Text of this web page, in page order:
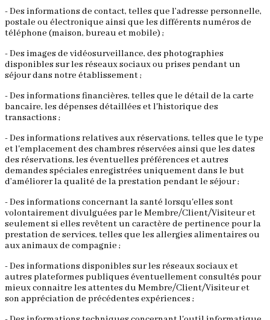
- Des informations de contact, telles que l’adresse personnelle,
postale ou électronique ainsi que les différents numéros de
téléphone (maison, bureau et mobile) ;
- Des images de vidéosurveillance, des photographies
disponibles sur les réseaux sociaux ou prises pendant un
séjour dans notre établissement ;
- Des informations financières, telles que le détail de la carte
bancaire, les dépenses détaillées et l'historique des
transactions ;
- Des informations relatives aux réservations, telles que le type
et l'emplacement des chambres réservées ainsi que les dates
des réservations, les éventuelles préférences et autres
demandes spéciales enregistrées uniquement dans le but
d’améliorer la qualité de la prestation pendant le séjour ;
- Des informations concernant la santé lorsqu'elles sont
volontairement divulguées par le Membre/Client/Visiteur et
seulement si elles revêtent un caractère de pertinence pour la
prestation de services, telles que les allergies alimentaires ou
aux animaux de compagnie ;
- Des informations disponibles sur les réseaux sociaux et
autres plateformes publiques éventuellement consultés pour
mieux connaitre les attentes du Membre/Client/Visiteur et
son appréciation de précédentes expériences ;